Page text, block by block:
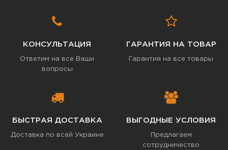
КОНСУЛЬТАЦИЯ
Ответим на все Ваши
вопросы
ГАРАНТИЯ НА ТОВАР
Гарантия на все товары
БЫСТРАЯ ДОСТАВКА
Доставка по всей Украине
ВЫГОДНЫЕ УСЛОВИЯ
Предлагаем
сотрудничество